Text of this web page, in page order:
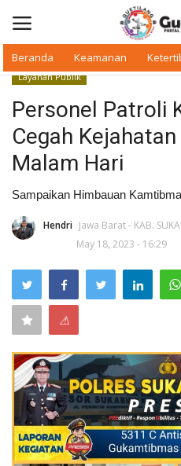
Beranda Keamanan
Beranda
Makan Bergizi
Pelanggaran
Ketertiban
Keamanan
Kejahatan
Cybers Event
Layanan Publik
Personel Patroli
Cegah
Malam Hari
Sampaikan Himbauan
Hendri Jawa Barat - KAB.
May 18, 2023 - 16:29
⚠